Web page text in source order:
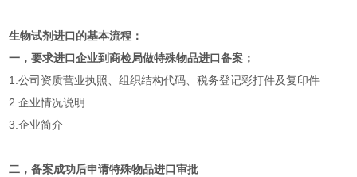
生物试剂进口的基本流程：
一，要求进口企业到商检局做特殊物品进口备案；
1.公司资质营业执照、组织结构代码、税务登记彩打件及复印件
2.企业情况说明
3.企业简介
二，备案成功后申请特殊物品进口审批